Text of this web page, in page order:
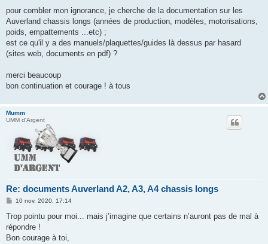
g
pour combler mon ignorance, je cherche de la documentation sur les
Auverland chassis longs (années de production, modèles, motorisations,
poids, empattements ...etc) ;
est ce qu'il y a des manuels/plaquettes/guides là dessus par hasard
(sites web, documents en pdf) ?
merci beaucoup
bon continuation et courage ! à tous
Mumm
UMM d'Argent
Re: documents Auverland A2, A3, A4 chassis longs
M
s
a
g
10 nov. 2020, 17:14
Trop pointu pour moi... mais j’imagine que certains n’auront pas de mal à
répondre !
Bon courage à toi,